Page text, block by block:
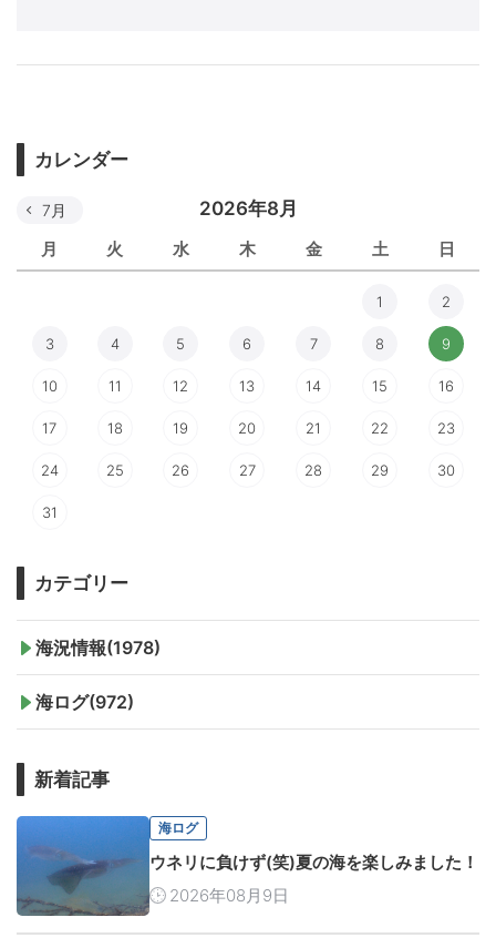
カレンダー
2026年8月
月 火 水 木 金 土 日
7月
1 2
3 4 5 6 7 8 9
10 11 12 13 14 15 16
17 18 19 20 21 22 23
24 25 26 27 28 29 30
31
カテゴリー
海況情報(1978)
海ログ(972)
新着記事
海ログ
ウネリに負けず(笑)夏の海を楽しみました！
2026年08月9日